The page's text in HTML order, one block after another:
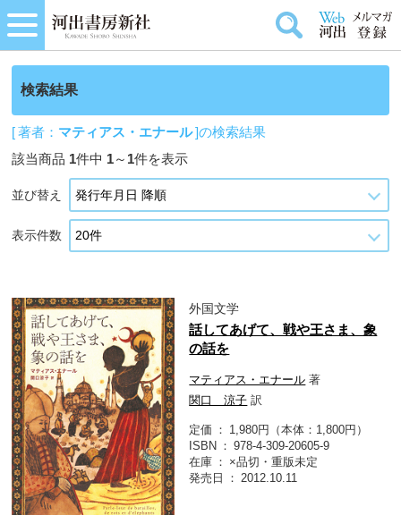
検索結果
[ 著者： マティアス・エナール]の検索結果
該当商品 1件中 1～ 1件を表示
並び替え
表示件数
外国文学
話してあげて、戦や王さま、象
の話を
マティアス・エナール 著
関口 涼子 訳
定価
1,980円（本体：1,800円）
ISBN
978-4-309-20605-9
在庫
×品切・重版未定
発売日
2012.10.11